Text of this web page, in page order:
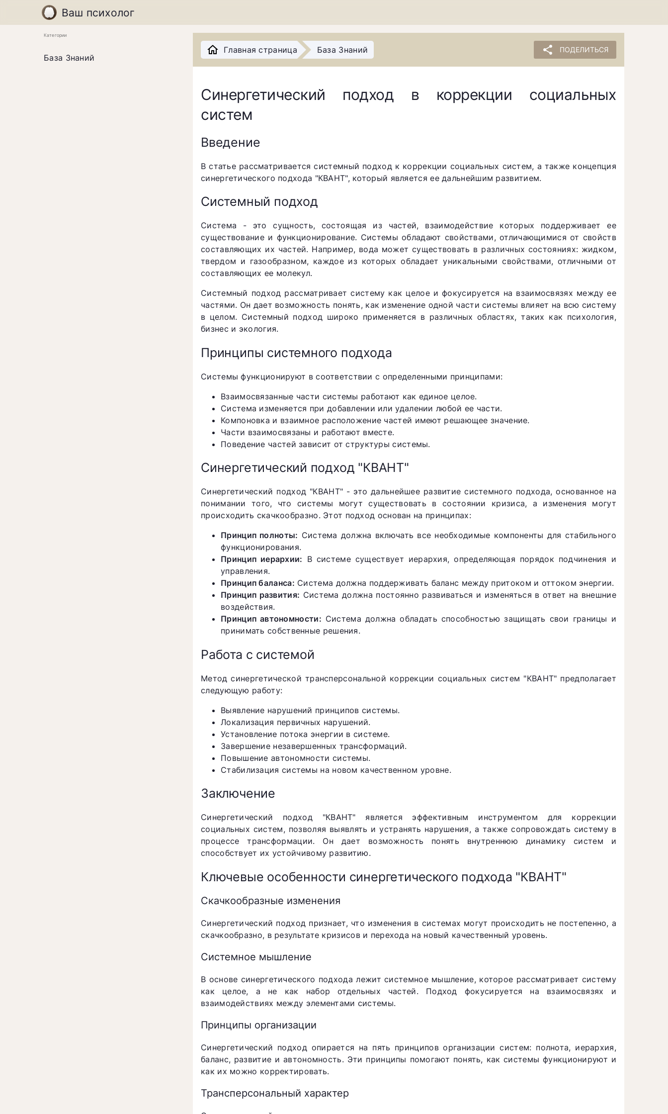
Ваш психолог
Категории
База Знаний
Главная страница База Знаний share ПОДЕЛИТЬСЯ
Синергетический подход в коррекции социальных
систем
Введение
В статье рассматривается системный подход к коррекции социальных систем, а также концепция
синергетического подхода "КВАНТ", который является ее дальнейшим развитием.
Системный подход
Система - это сущность, состоящая из частей, взаимодействие которых поддерживает ее
существование и функционирование. Системы обладают свойствами, отличающимися от свойств
составляющих их частей. Например, вода может существовать в различных состояниях: жидком,
твердом и газообразном, каждое из которых обладает уникальными свойствами, отличными от
составляющих ее молекул.
Системный подход рассматривает систему как целое и фокусируется на взаимосвязях между ее
частями. Он дает возможность понять, как изменение одной части системы влияет на всю систему
в целом. Системный подход широко применяется в различных областях, таких как психология,
бизнес и экология.
Принципы системного подхода
Системы функционируют в соответствии с определенными принципами:
Взаимосвязанные части системы работают как единое целое.
Система изменяется при добавлении или удалении любой ее части.
Компоновка и взаимное расположение частей имеют решающее значение.
Части взаимосвязаны и работают вместе.
Поведение частей зависит от структуры системы.
Синергетический подход "КВАНТ"
Синергетический подход "КВАНТ" - это дальнейшее развитие системного подхода, основанное на
понимании того, что системы могут существовать в состоянии кризиса, а изменения могут
происходить скачкообразно. Этот подход основан на принципах:
Принцип полноты: Система должна включать все необходимые компоненты для стабильного
функционирования.
Принцип иерархии: В системе существует иерархия, определяющая порядок подчинения и
управления.
Принцип баланса: Система должна поддерживать баланс между притоком и оттоком энергии.
Принцип развития: Система должна постоянно развиваться и изменяться в ответ на внешние
воздействия.
Принцип автономности: Система должна обладать способностью защищать свои границы и
принимать собственные решения.
Работа с системой
Метод синергетической трансперсональной коррекции социальных систем "КВАНТ" предполагает
следующую работу:
Выявление нарушений принципов системы.
Локализация первичных нарушений.
Установление потока энергии в системе.
Завершение незавершенных трансформаций.
Повышение автономности системы.
Стабилизация системы на новом качественном уровне.
Заключение
Синергетический подход "КВАНТ" является эффективным инструментом для коррекции
социальных систем, позволяя выявлять и устранять нарушения, а также сопровождать систему в
процессе трансформации. Он дает возможность понять внутреннюю динамику систем и
способствует их устойчивому развитию.
Ключевые особенности синергетического подхода "КВАНТ"
Скачкообразные изменения
Синергетический подход признает, что изменения в системах могут происходить не постепенно, а
скачкообразно, в результате кризисов и перехода на новый качественный уровень.
Системное мышление
В основе синергетического подхода лежит системное мышление, которое рассматривает систему
как целое, а не как набор отдельных частей. Подход фокусируется на взаимосвязях и
взаимодействиях между элементами системы.
Принципы организации
Синергетический подход опирается на пять принципов организации систем: полнота, иерархия,
баланс, развитие и автономность. Эти принципы помогают понять, как системы функционируют и
как их можно корректировать.
Трансперсональный характер